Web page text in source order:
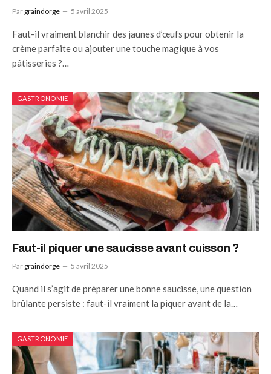
Par graindorge 5 avril 2025
Faut-il vraiment blanchir des jaunes d’œufs pour obtenir la
crème parfaite ou ajouter une touche magique à vos
pâtisseries ?…
GASTRONOMIE
Faut-il piquer une saucisse avant cuisson ?
Par graindorge 5 avril 2025
Quand il s’agit de préparer une bonne saucisse, une question
brûlante persiste : faut-il vraiment la piquer avant de la…
GASTRONOMIE